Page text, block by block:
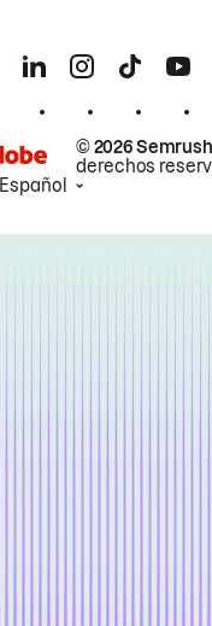
© 2026
derechos
Español